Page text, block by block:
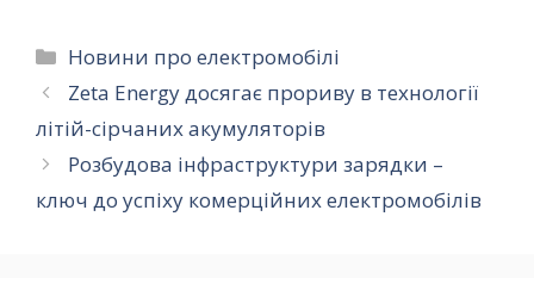
Категорії
Новини про електромобілі
Zeta Energy досягає прориву в технології
літій-сірчаних акумуляторів
Розбудова інфраструктури зарядки –
ключ до успіху комерційних електромобілів